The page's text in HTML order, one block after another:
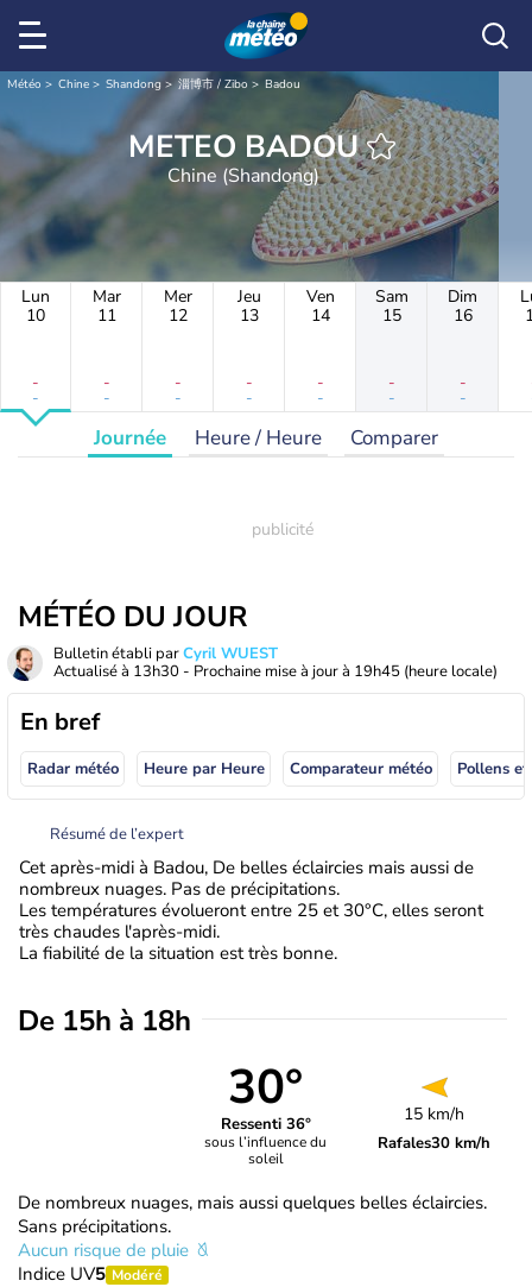
Météo Chine Shandong 淄博市 / Zibo Badou
METEO BADOU
Chine (Shandong)
Lun
10
-
-
Mar
11
-
-
Mer
12
-
-
Jeu
13
-
-
Ven
14
-
-
Sam
15
-
-
Dim
16
-
-
Journée Heure / Heure Comparer
MÉTÉO DU JOUR
Bulletin établi parCyril WUEST
Actualisé à 13h30 - Prochaine mise à jour à 19h45 (heure locale)
En bref
Radar météo Heure par Heure Comparateur météo Pollens
Résumé de l’expert
Cet après-midi à Badou, De belles éclaircies mais aussi de
nombreux nuages. Pas de précipitations.
Les températures évolueront entre 25 et 30°C, elles seront
très chaudes l'après-midi.
La fiabilité de la situation est très bonne.
De 15h à 18h
30°
Ressenti 36°
sous l’influence du
soleil
15 km/h
Rafales30 km/h
De nombreux nuages, mais aussi quelques belles éclaircies.
Sans précipitations.
Aucun risque de pluie
Indice UV5 Modéré